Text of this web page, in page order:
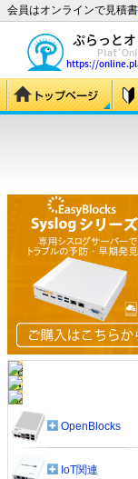
会員はオンラインで見積
OpenBlocks
IoT関連